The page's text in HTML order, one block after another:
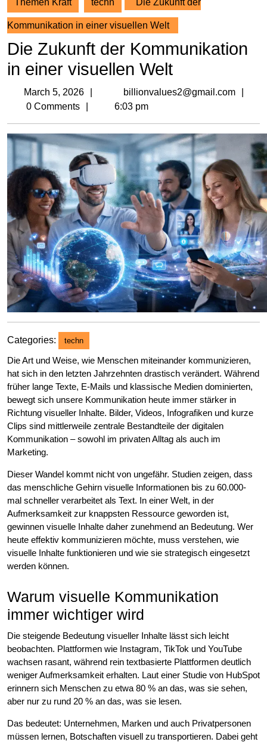
Themen Kraft techn Die Zukunft der
Kommunikation in einer visuellen Welt
Die Zukunft der Kommunikation
in einer visuellen Welt
March 5, 2026
Marchbillionvalues2@gmail.com
0 Comments
6:03 pm
Categories: techn
Die Art und Weise, wie Menschen miteinander kommunizieren,
hat sich in den letzten Jahrzehnten drastisch verändert. Während
früher lange Texte, E-Mails und klassische Medien dominierten,
bewegt sich unsere Kommunikation heute immer stärker in
Richtung visueller Inhalte. Bilder, Videos, Infografiken und kurze
Clips sind mittlerweile zentrale Bestandteile der digitalen
Kommunikation – sowohl im privaten Alltag als auch im
Marketing.
Dieser Wandel kommt nicht von ungefähr. Studien zeigen, dass
das menschliche Gehirn visuelle Informationen bis zu 60.000-
mal schneller verarbeitet als Text. In einer Welt, in der
Aufmerksamkeit zur knappsten Ressource geworden ist,
gewinnen visuelle Inhalte daher zunehmend an Bedeutung. Wer
heute effektiv kommunizieren möchte, muss verstehen, wie
visuelle Inhalte funktionieren und wie sie strategisch eingesetzt
werden können.
Warum visuelle Kommunikation
immer wichtiger wird
Die steigende Bedeutung visueller Inhalte lässt sich leicht
beobachten. Plattformen wie Instagram, TikTok und YouTube
wachsen rasant, während rein textbasierte Plattformen deutlich
weniger Aufmerksamkeit erhalten. Laut einer Studie von HubSpot
erinnern sich Menschen zu etwa 80 % an das, was sie sehen,
aber nur zu rund 20 % an das, was sie lesen.
Das bedeutet: Unternehmen, Marken und auch Privatpersonen
müssen lernen, Botschaften visuell zu transportieren. Dabei geht